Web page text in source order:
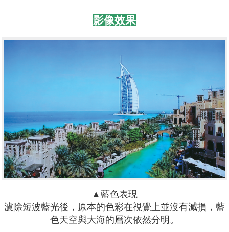
影像效果
▲藍色表現
濾除短波藍光後，原本的色彩在視覺上並沒有減損，藍
色天空與大海的層次依然分明。